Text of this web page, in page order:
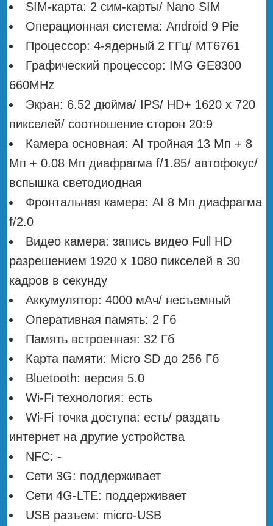
SIM-карта: 2 сим-карты/ Nano SIM
Операционная система: Android 9 Pie
Процессор: 4-ядерный 2 ГГц/ MT6761
Графический процессор: IMG GE8300
660MHz
Экран: 6.52 дюйма/ IPS/ HD+ 1620 х 720
пикселей/ соотношение сторон 20:9
Камера основная: AI тройная 13 Мп + 8
Мп + 0.08 Мп диафрагма f/1.85/ автофокус/
вспышка светодиодная
Фронтальная камера: AI 8 Мп диафрагма
f/2.0
Видео камера: запись видео Full HD
разрешением 1920 х 1080 пикселей в 30
кадров в секунду
Аккумулятор: 4000 мАч/ несъемный
Оперативная память: 2 Гб
Память встроенная: 32 Гб
Карта памяти: Micro SD до 256 Гб
Bluetooth: версия 5.0
Wi-Fi технология: есть
Wi-Fi точка доступа: есть/ раздать
интернет на другие устройства
NFC: -
Сети 3G: поддерживает
Сети 4G-LTE: поддерживает
USB разъем: micro-USB